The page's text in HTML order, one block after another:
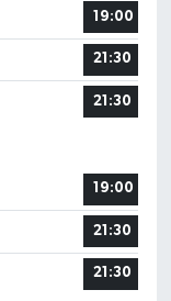
19:00
21:30
21:30
19:00
21:30
21:30